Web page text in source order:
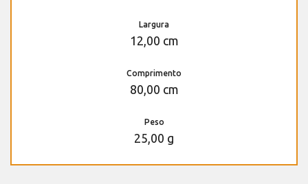
Largura
12,00 cm
Comprimento
80,00 cm
Peso
25,00 g